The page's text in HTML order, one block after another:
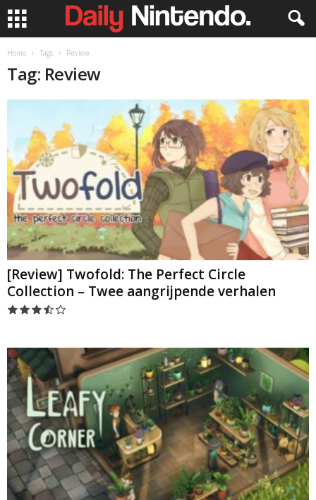
Home Tags Review
Tag: Review
[Review] Twofold: The Perfect Circle
Collection – Twee aangrijpende verhalen